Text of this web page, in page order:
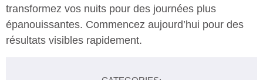
transformez vos nuits pour des journées plus
épanouissantes. Commencez aujourd’hui pour des
résultats visibles rapidement.